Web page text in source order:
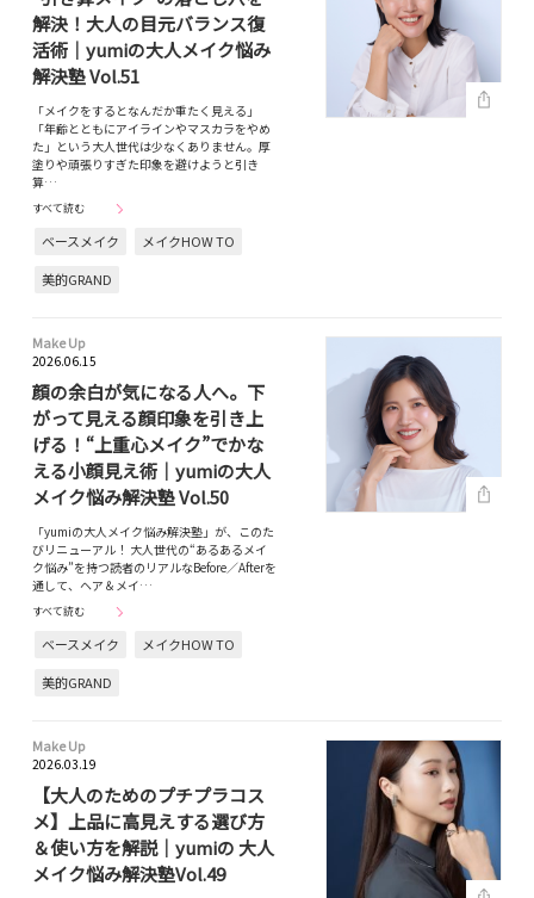
解決！大人の目元バランス復
活術｜yumiの大人メイク悩み
解決塾 Vol.51
「メイクをするとなんだか重たく見える」
「年齢とともにアイラインやマスカラをやめ
た」という大人世代は少なくありません。厚
塗りや頑張りすぎた印象を避けようと引き
算…
すべて読む
ベースメイク
メイクHOW TO
美的GRAND
Make Up
2026.06.15
顔の余白が気になる人へ。下
がって見える顔印象を引き上
げる！“上重心メイク”でかな
える小顔見え術｜yumiの大人
メイク悩み解決塾 Vol.50
「yumiの大人メイク悩み解決塾」が、このた
びリニューアル！ 大人世代の“あるあるメイ
ク悩み”を持つ読者のリアルなBefore／Afterを
通して、ヘア＆メイ…
すべて読む
ベースメイク
メイクHOW TO
美的GRAND
Make Up
2026.03.19
【大人のためのプチプラコス
メ】上品に高見えする選び方
＆使い方を解説｜yumiの 大人
メイク悩み解決塾Vol.49